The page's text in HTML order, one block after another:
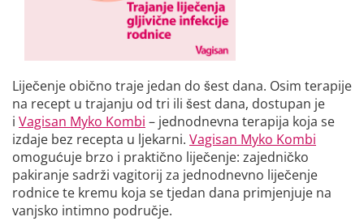
Liječenje obično traje jedan do šest dana. Osim terapije
na recept u trajanju od tri ili šest dana, dostupan je
i Vagisan Myko Kombi – jednodnevna terapija koja se
izdaje bez recepta u ljekarni. Vagisan Myko Kombi
omogućuje brzo i praktično liječenje: zajedničko
pakiranje sadrži vagitorij za jednodnevno liječenje
rodnice te kremu koja se tjedan dana primjenjuje na
vanjsko intimno područje.